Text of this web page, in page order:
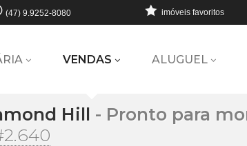
(47) 9.9252-8080 imóveis favoritos
VENDAS ALUGUEL
Hill - Pronto para